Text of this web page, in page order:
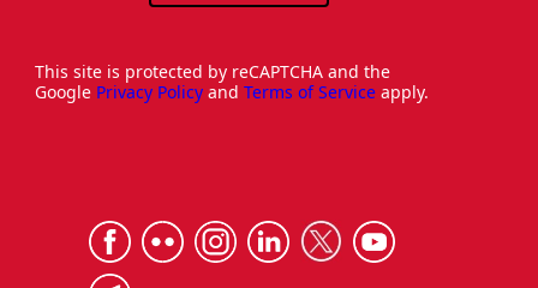
This site is protected by reCAPTCHA and the
Google Privacy Policy and Terms of Service apply.